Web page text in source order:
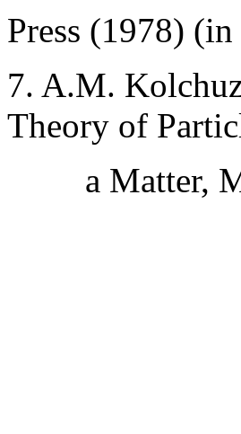
Press (1978)
7. A.M.
Theory of
a Matter,